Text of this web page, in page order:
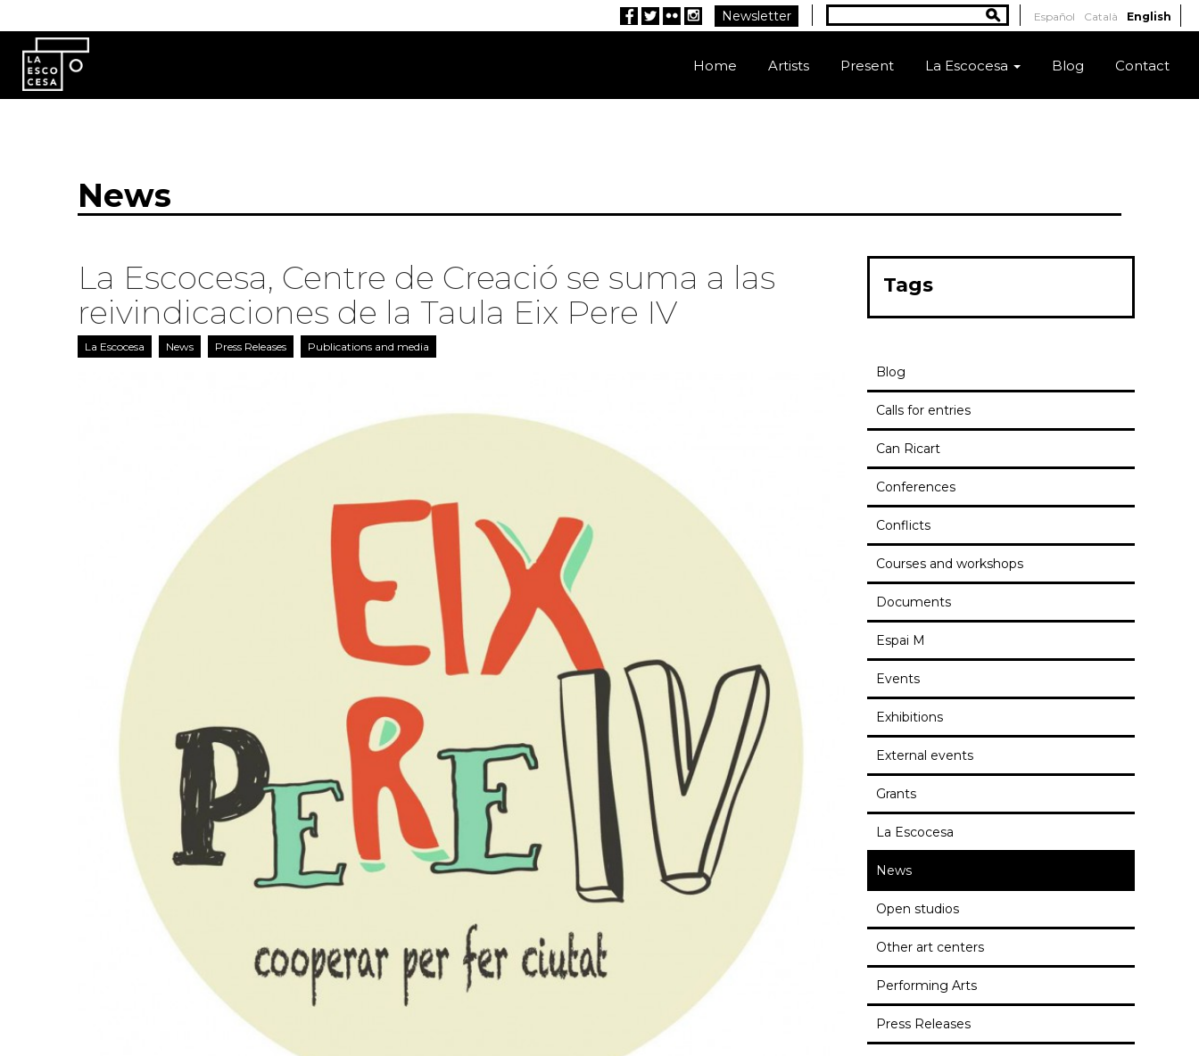
Español Català English
Search form
Newsletter
Facebook
Twitter
FlickrInstagram
Home Artists Present La Escocesa Blog Contact
News
La Escocesa, Centre de Creació se suma a las
reivindicaciones de la Taula Eix Pere IV
La Escocesa News Press Releases Publications and media
Tags
Blog
Calls for entries
Can Ricart
Conferences
Conflicts
Courses and workshops
Documents
Espai M
Events
Exhibitions
External events
Grants
La Escocesa
News
Open studios
Other art centers
Performing Arts
Press Releases